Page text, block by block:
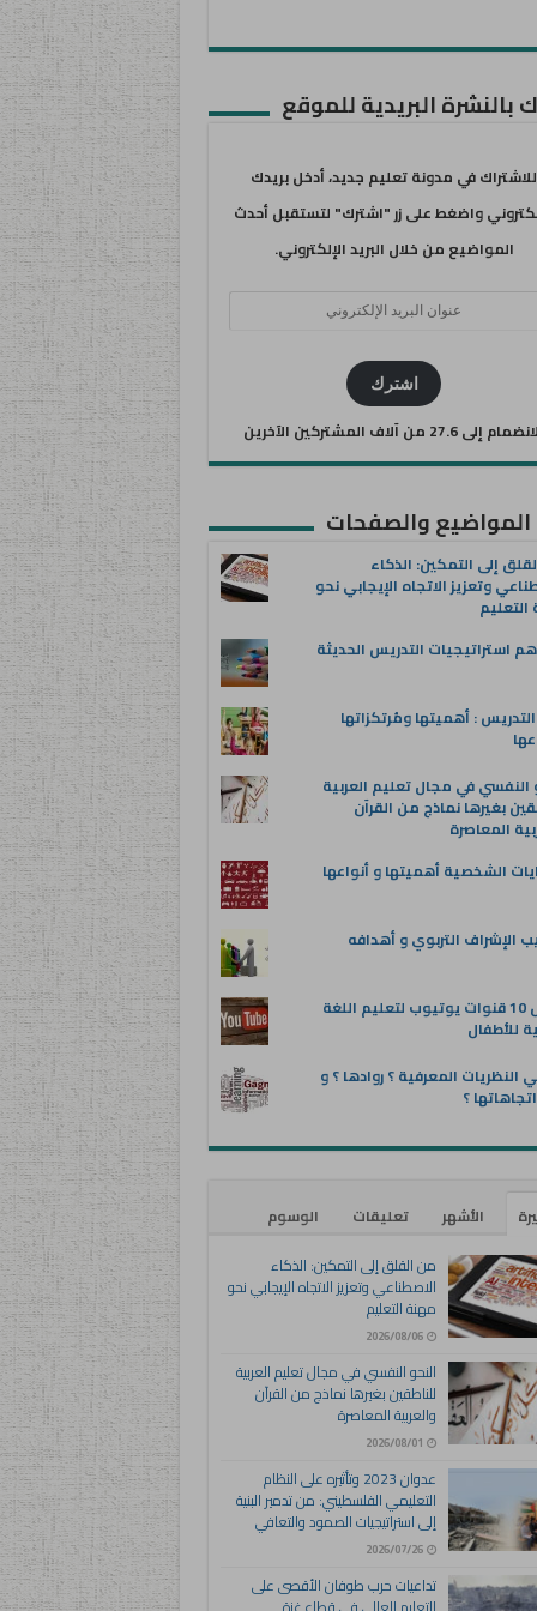
بالنشرة البريدية للموقع
للاشتراك في مدونة تعليم جديد، أدخل بريدك
واضغط على زر "اشترك" لتستقبل أحدث
المواضيع من خلال البريد الإلكتروني.
اشترك
إلى 27.6 من آلاف المشتركين الآخرين
المواضيع والصفحات
إلى التمكين: الذكاء
وتعزيز الاتجاه الإيجابي نحو
استراتيجيات التدريس الحديثة
: أهميتها ومُرتكزاتها
النفسي في مجال تعليم العربية
بغيرها نماذج من القرآن
المعاصرة
الشخصية أهميتها و أنواعها
الإشراف التربوي و أهدافه
أفضل 10 قنوات يوتيوب لتعليم اللغة
للأطفال
النظريات المعرفية ؟ روادها ؟ و
؟
الأشهر تعليقات
الوسوم
من القلق إلى التمكين: الذكاء
الاصطناعي وتعزيز الاتجاه الإيجابي نحو
مهنة التعليم
2026/08/06
النحو النفسي في مجال تعليم العربية
للناطقين بغيرها نماذج من القرآن
والعربية المعاصرة
2026/08/01
عدوان 2023 وتأثيره على النظام
التعليمي الفلسطيني: من تدمير البنية
إلى استراتيجيات الصمود والتعافي
2026/07/26
تداعيات حرب طوفان الأقصى على